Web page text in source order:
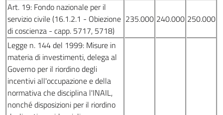
Art. 19: Fondo nazionale per il
servizio civile (16.1.2.1 - Obiezione
di coscienza - capp. 5717, 5718)
235.000 240.000 250.000
Legge n. 144 del 1999: Misure in
materia di investimenti, delega al
Governo per il riordino degli
incentivi all'occupazione e della
normativa che disciplina l'INAIL,
nonché disposizioni per il riordino